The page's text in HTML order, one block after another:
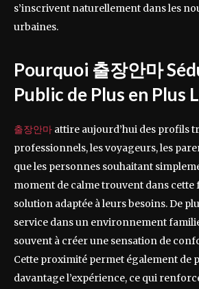
s’inscrivent naturellement dans les
urbaines.
Pourquoi 출장안마
Public de Plus en Plus
출장안마 attire aujourd’hui des profils
professionnels, les voyageurs, les
que les personnes souhaitant
moment de calme trouvent dans
solution adaptée à leurs besoins. De
service dans un environnement
souvent à créer une sensation de
Cette proximité permet également de
davantage l’expérience, ce qui